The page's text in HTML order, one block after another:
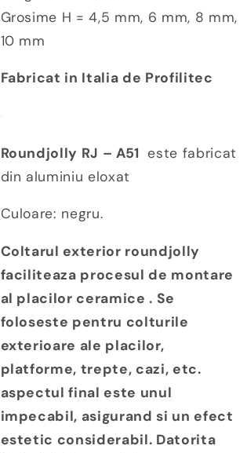
Grosime H = 4,5 mm, 6 mm, 8 mm,
10 mm
Fabricat in Italia de Profilitec
Roundjolly RJ – A51 este fabricat
din aluminiu eloxat
Culoare: negru.
Coltarul exterior roundjolly
faciliteaza procesul de montare
al placilor ceramice . Se
foloseste pentru colturile
exterioare ale placilor,
platforme, trepte, cazi, etc.
aspectul final este unul
impecabil, asigurand si un efect
estetic considerabil. Datorita